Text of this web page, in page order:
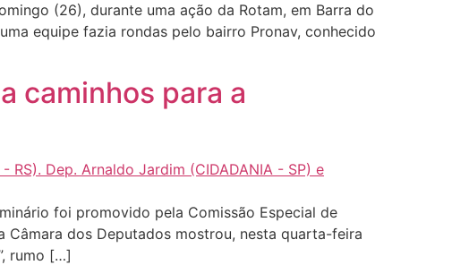
(26), durante uma ação da Rotam, em Barra do
equipe fazia rondas pelo bairro Pronav, conhecido
caminhos para a
foi promovido pela Comissão Especial de
Câmara dos Deputados mostrou, nesta quarta-feira
rumo […]